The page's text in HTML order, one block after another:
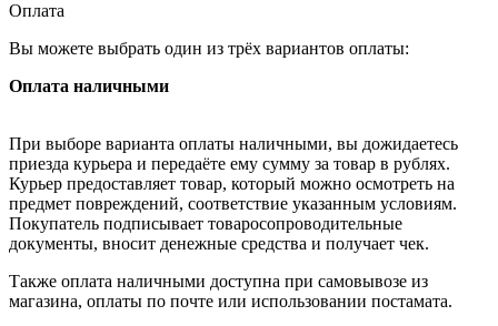
Оплата
Вы можете выбрать один из трёх вариантов оплаты:
Оплата наличными
При выборе варианта оплаты наличными, вы дожидаетесь
приезда курьера и передаёте ему сумму за товар в рублях.
Курьер предоставляет товар, который можно осмотреть на
предмет повреждений, соответствие указанным условиям.
Покупатель подписывает товаросопроводительные
документы, вносит денежные средства и получает чек.
Также оплата наличными доступна при самовывозе из
магазина, оплаты по почте или использовании постамата.